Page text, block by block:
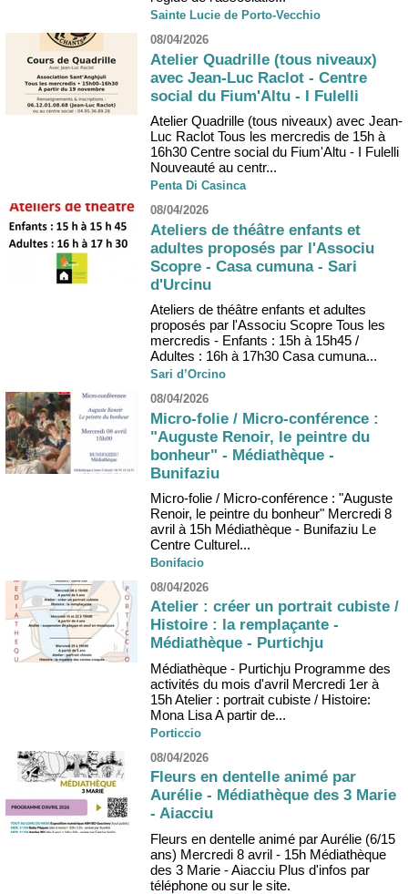
Sainte Lucie de Porto-Vecchio
08/04/2026
Atelier Quadrille (tous niveaux)
avec Jean-Luc Raclot - Centre
social du Fium'Altu - I Fulelli
Atelier Quadrille (tous niveaux) avec Jean-
Luc Raclot Tous les mercredis de 15h à
16h30 Centre social du Fium'Altu - I Fulelli
Nouveauté au centr...
Penta Di Casinca
08/04/2026
Ateliers de théâtre enfants et
adultes proposés par l'Associu
Scopre - Casa cumuna - Sari
d'Urcinu
Ateliers de théâtre enfants et adultes
proposés par l'Associu Scopre Tous les
mercredis - Enfants : 15h à 15h45 /
Adultes : 16h à 17h30 Casa cumuna...
Sari d’Orcino
08/04/2026
Micro-folie / Micro-conférence :
"Auguste Renoir, le peintre du
bonheur" - Médiathèque -
Bunifaziu
Micro-folie / Micro-conférence : "Auguste
Renoir, le peintre du bonheur" Mercredi 8
avril à 15h Médiathèque - Bunifaziu Le
Centre Culturel...
Bonifacio
08/04/2026
Atelier : créer un portrait cubiste /
Histoire : la remplaçante -
Médiathèque - Purtichju
Médiathèque - Purtichju Programme des
activités du mois d'avril Mercredi 1er à
15h Atelier : portrait cubiste / Histoire:
Mona Lisa A partir de...
Porticcio
08/04/2026
Fleurs en dentelle animé par
Aurélie - Médiathèque des 3 Marie
- Aiacciu
Fleurs en dentelle animé par Aurélie (6/15
ans) Mercredi 8 avril - 15h Médiathèque
des 3 Marie - Aiacciu Plus d'infos par
téléphone ou sur le site.